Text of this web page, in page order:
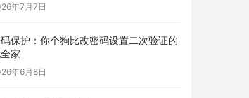
年7月7日
保护：你个狗比改密码设置二次验证的
家
年6月8日